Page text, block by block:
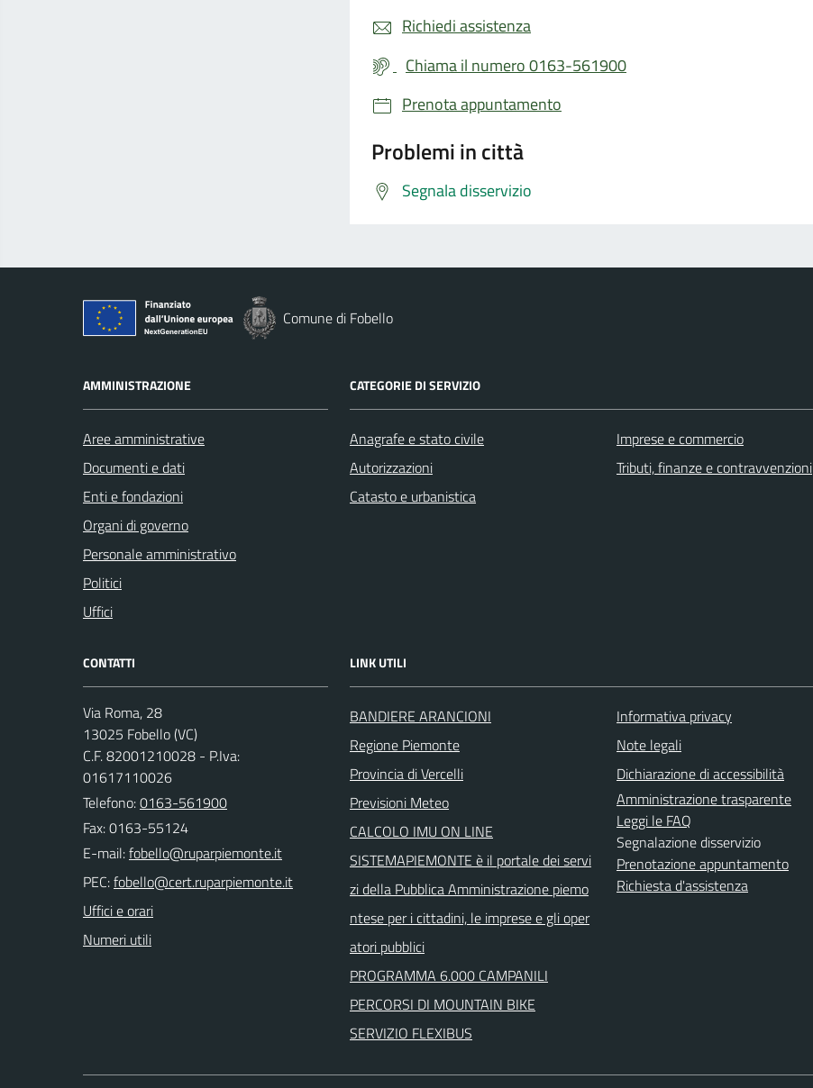
Richiedi assistenza
Chiama il numero 0163-561900
Prenota appuntamento
Problemi in città
Segnala disservizio
Comune di Fobello
AMMINISTRAZIONE
Aree amministrative
Documenti e dati
Enti e fondazioni
Organi di governo
Personale amministrativo
Politici
Uffici
CATEGORIE DI SERVIZIO
Anagrafe e stato civile
Autorizzazioni
Catasto e urbanistica
Imprese e commercio
Tributi, finanze e contravvenzioni
CONTATTI
Via Roma, 28
13025 Fobello (VC)
C.F. 82001210028 - P.Iva:
01617110026
Telefono:0163-561900
Fax: 0163-55124
E-mail:
PEC:
Uffici e orari
Numeri utili
LINK UTILI
BANDIERE ARANCIONI
Regione Piemonte
Provincia di Vercelli
Previsioni Meteo
CALCOLO IMU ON LINE
SISTEMAPIEMONTE è il portale dei servi
zi della Pubblica Amministrazione piemo
ntese per i cittadini, le imprese e gli oper
atori pubblici
PROGRAMMA 6.000 CAMPANILI
PERCORSI DI MOUNTAIN BIKE
SERVIZIO FLEXIBUS
Informativa privacy
Note legali
Dichiarazione di accessibilità
Amministrazione trasparente
Leggi le FAQ
Segnalazione disservizio
Prenotazione appuntamento
Richiesta d'assistenza